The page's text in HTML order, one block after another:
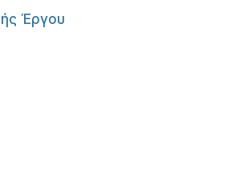
Έργου